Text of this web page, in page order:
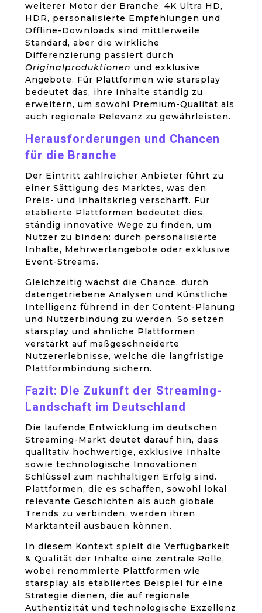
weiterer Motor der Branche. 4K Ultra HD,
HDR, personalisierte Empfehlungen und
Offline-Downloads sind mittlerweile
Standard, aber die wirkliche
Differenzierung passiert durch
Originalproduktionen und exklusive
Angebote. Für Plattformen wie starsplay
bedeutet das, ihre Inhalte ständig zu
erweitern, um sowohl Premium-Qualität als
auch regionale Relevanz zu gewährleisten.
Herausforderungen und Chancen
für die Branche
Der Eintritt zahlreicher Anbieter führt zu
einer Sättigung des Marktes, was den
Preis- und Inhaltskrieg verschärft. Für
etablierte Plattformen bedeutet dies,
ständig innovative Wege zu finden, um
Nutzer zu binden: durch personalisierte
Inhalte, Mehrwertangebote oder exklusive
Event-Streams.
Gleichzeitig wächst die Chance, durch
datengetriebene Analysen und Künstliche
Intelligenz führend in der Content-Planung
und Nutzerbindung zu werden. So setzen
starsplay und ähnliche Plattformen
verstärkt auf maßgeschneiderte
Nutzererlebnisse, welche die langfristige
Plattformbindung sichern.
Fazit: Die Zukunft der Streaming-
Landschaft im Deutschland
Die laufende Entwicklung im deutschen
Streaming-Markt deutet darauf hin, dass
qualitativ hochwertige, exklusive Inhalte
sowie technologische Innovationen
Schlüssel zum nachhaltigen Erfolg sind.
Plattformen, die es schaffen, sowohl lokal
relevante Geschichten als auch globale
Trends zu verbinden, werden ihren
Marktanteil ausbauen können.
In diesem Kontext spielt die Verfügbarkeit
& Qualität der Inhalte eine zentrale Rolle,
wobei renommierte Plattformen wie
starsplay als etabliertes Beispiel für eine
Strategie dienen, die auf regionale
Authentizität und technologische Exzellenz